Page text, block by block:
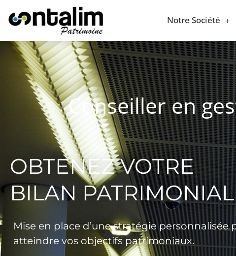
Notre Société
Conseiller en
OBTENEZ VOTRE
BILAN PATRIMONIAL
Mise en place d’une stratégie personnalisée
atteindre vos objectifs patrimoniaux.